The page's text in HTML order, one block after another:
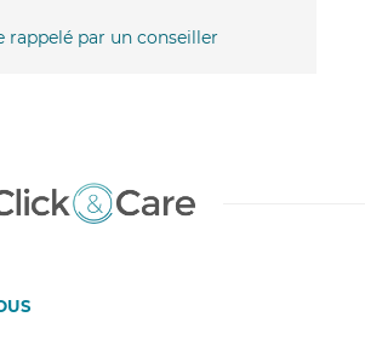
rappelé par un conseiller